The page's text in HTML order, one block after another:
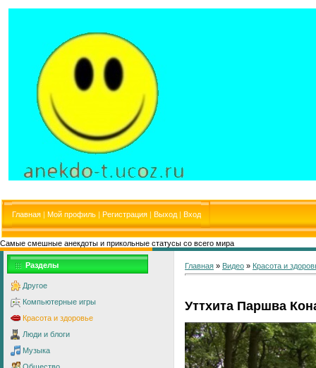
Главная | Мой профиль | Регистрация | Выход | Вход
Самые смешные анекдоты и прикольные статусы со всего мира
Разделы
Другое
Компьютерные игры
Красота и здоровье
Люди и блоги
Музыка
Главная » Видео » Красота и
Уттхита Паршва